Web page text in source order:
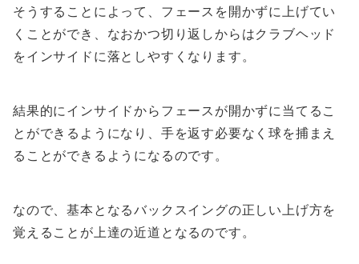
そうすることによって、フェースを開かずに上げてい
くことができ、なおかつ切り返しからはクラブヘッド
をインサイドに落としやすくなります。
結果的にインサイドからフェースが開かずに当てるこ
とができるようになり、手を返す必要なく球を捕まえ
ることができるようになるのです。
なので、基本となるバックスイングの正しい上げ方を
覚えることが上達の近道となるのです。